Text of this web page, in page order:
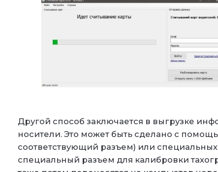
Другой способ заключается в выгрузке
носители. Это может быть сделано с
соответствующий разъем) или
специальный разъем для калибровки